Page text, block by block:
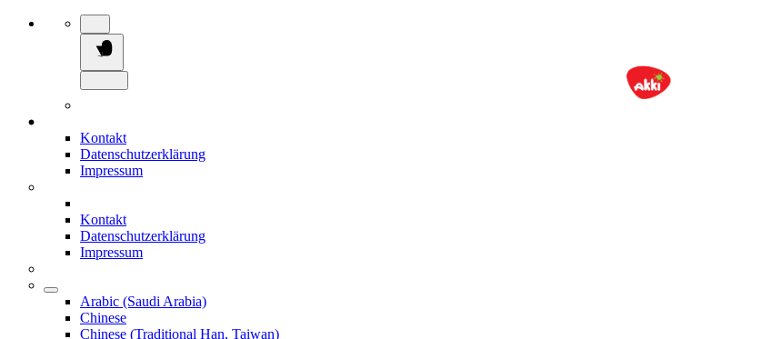
Kontakt
Datenschutzerklärung
Impressum
Kontakt
Datenschutzerklärung
Impressum
Arabic (Saudi Arabia)
Chinese
Chinese (Traditional Han, Taiwan)